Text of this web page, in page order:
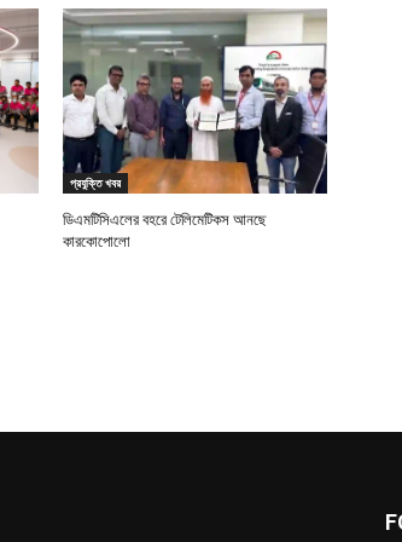
প্রযুক্তি খবর
ডিএমটিসিএলের বহরে টেলিমেটিকস আনছে
কারকোপোলো